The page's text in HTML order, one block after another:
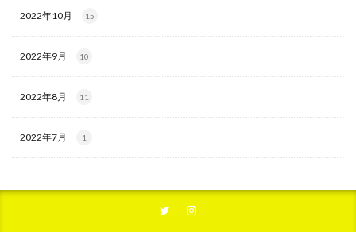
2022年10月 15
2022年9月 10
2022年8月 11
2022年7月 1